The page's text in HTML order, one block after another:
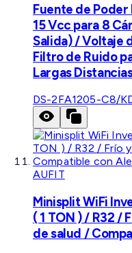
Fuente de Poder
15 Vcc para 8
Salida) / Voltaje
Filtro de Ruido
Largas
DS-2FA1205-C8/K
AUFIT
Minisplit WiFi
( 1 TON ) / R32 /
de salud /